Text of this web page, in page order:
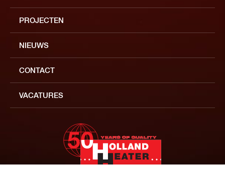
PROJECTEN
NIEUWS
CONTACT
VACATURES